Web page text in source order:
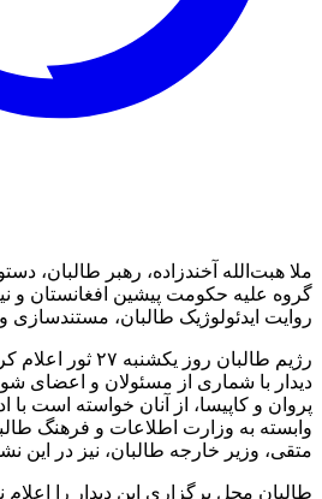
ملا هبت‌الله آخندزاده، رهبر طالبان،
گروه علیه حکومت پیشین افغانستان و
روایت ایدئولوژیک طالبان، مستندسازی
رژیم طالبان روز
دیدار با شماری از مسئولان و اعضای
پروان و کاپیسا، از آنان خواسته است با
وابسته به وزارت اطلاعات و فرهنگ
متقی، وزیر خارجه طالبان، نیز در
طالبان محل برگزاری این دیدار را اعلام